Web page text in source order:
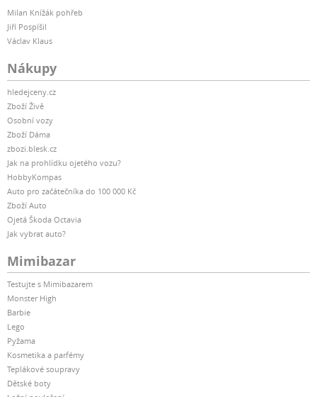
Milan Knížák pohřeb
Jiří Pospíšil
Václav Klaus
Nákupy
hledejceny.cz
Zboží Živě
Osobní vozy
Zboží Dáma
zbozi.blesk.cz
Jak na prohlídku ojetého vozu?
HobbyKompas
Auto pro začátečníka do 100 000 Kč
Zboží Auto
Ojetá Škoda Octavia
Jak vybrat auto?
Mimibazar
Testujte s Mimibazarem
Monster High
Barbie
Lego
Pyžama
Kosmetika a parfémy
Teplákové soupravy
Dětské boty